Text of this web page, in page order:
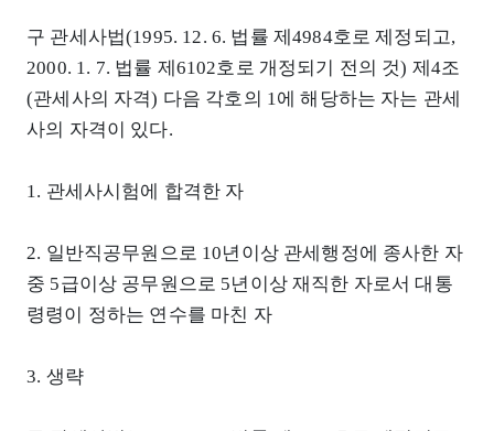
구 관세사법(1995. 12. 6. 법률 제4984호로 제정되고,
2000. 1. 7. 법률 제6102호로 개정되기 전의 것) 제4조
(관세사의 자격) 다음 각호의 1에 해당하는 자는 관세
사의 자격이 있다.
1. 관세사시험에 합격한 자
2. 일반직공무원으로 10년이상 관세행정에 종사한 자
중 5급이상 공무원으로 5년이상 재직한 자로서 대통
령령이 정하는 연수를 마친 자
3. 생략